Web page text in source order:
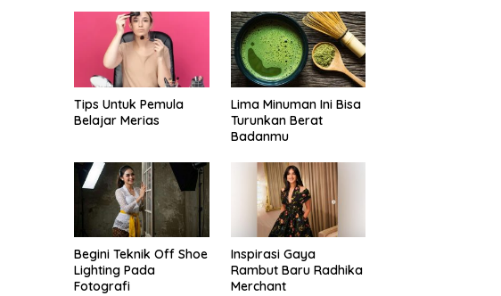
Tips Untuk Pemula
Belajar Merias
Lima Minuman Ini Bisa
Turunkan Berat
Badanmu
Begini Teknik Off Shoe
Lighting Pada
Fotografi
Inspirasi Gaya
Rambut Baru Radhika
Merchant